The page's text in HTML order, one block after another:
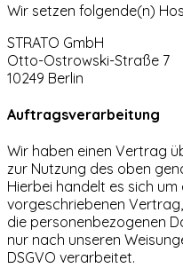
Wir setzen folgende(n)
STRATO GmbH
Otto-Ostrowski-Straße 7
10249 Berlin
Auftragsverarbeitung
Wir haben einen Vertrag
zur Nutzung des oben
Hierbei handelt es sich
vorgeschriebenen
die personenbezogenen
nur nach unseren
DSGVO verarbeitet.